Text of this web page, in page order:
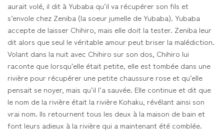
aurait volé, il dit à Yubaba qu’il va récupérer son fils et
s’envole chez Zeniba (la soeur jumelle de Yubaba). Yubaba
accepte de laisser Chihiro, mais elle doit la tester. Zeniba leur
dit alors que seul le véritable amour peut briser la malédiction.
Volant dans la nuit avec Chihiro sur son dos, Chihiro lui
raconte que lorsqu’elle était petite, elle est tombée dans une
rivière pour récupérer une petite chaussure rose et qu’elle
pensait se noyer, mais qu’il l’a sauvée. Elle continue et dit que
le nom de la rivière était la rivière Kohaku, révélant ainsi son
vrai nom. Ils retournent tous les deux à la maison de bain et
font leurs adieux à la rivière qui a maintenant été comblée.